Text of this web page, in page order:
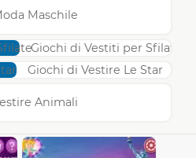
Maschile
Giochi di Vestiti per Sfilate
Giochi di Vestire Le Star
Animali